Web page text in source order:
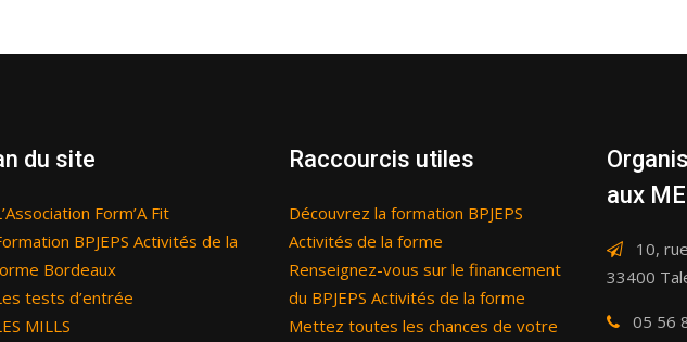
du site
Form’A Fit
BPJEPS Activités de la
Bordeaux
tests d’entrée
MILLS
Raccourcis utiles
Découvrez la formation BPJEPS
Activités de la forme
Renseignez-vous sur le financement
du BPJEPS Activités de la forme
Mettez toutes les chances de votre
aux
10,
33400
05 56